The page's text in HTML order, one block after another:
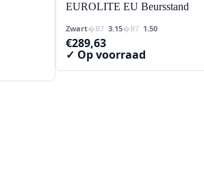
EUROLITE EU Beursstand
Zwart 3.15 1.50
€289,63
✓ Op voorraad